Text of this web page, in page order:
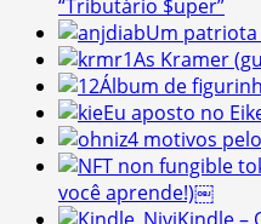
“Tributário $uper”
Um patriota
As Kramer
Álbum de
Eu aposto no
4 motivos
você aprende!)￼